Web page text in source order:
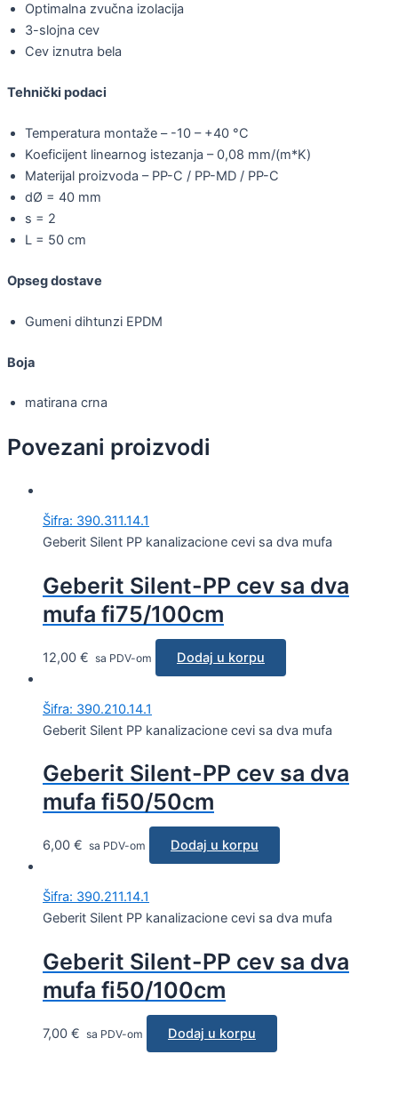
Optimalna zvučna izolacija
3-slojna cev
Cev iznutra bela
Tehnički podaci
Temperatura montaže – -10 – +40 °C
Koeficijent linearnog istezanja – 0,08 mm/(m*K)
Materijal proizvoda – PP-C / PP-MD / PP-C
dØ = 40 mm
s = 2
L = 50 cm
Opseg dostave
Gumeni dihtunzi EPDM
Boja
matirana crna
Povezani proizvodi
Šifra: 390.311.14.1
Geberit Silent PP kanalizacione cevi sa dva mufa
Geberit Silent-PP cev sa dva
mufa fi75/100cm
12,00 € sa PDV-om Dodaj u korpu
Šifra: 390.210.14.1
Geberit Silent PP kanalizacione cevi sa dva mufa
Geberit Silent-PP cev sa dva
mufa fi50/50cm
6,00 € sa PDV-om Dodaj u korpu
Šifra: 390.211.14.1
Geberit Silent PP kanalizacione cevi sa dva mufa
Geberit Silent-PP cev sa dva
mufa fi50/100cm
7,00 € sa PDV-om Dodaj u korpu